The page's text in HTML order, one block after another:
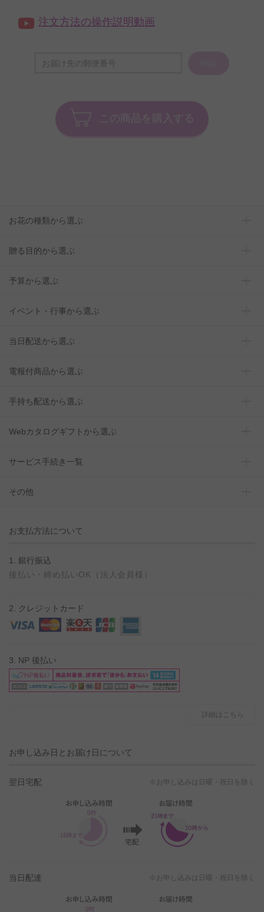
注文方法の操作説明動画
この商品を購入する
お花の種類から選ぶ
贈る目的から選ぶ
予算から選ぶ
イベント・行事から選ぶ
当日配送から選ぶ
電報付商品から選ぶ
手持ち配送から選ぶ
Webカタログギフトから選ぶ
サービス手続き一覧
その他
お支払方法について
1. 銀行振込
後払い・締め払いOK（法人会員様）
2. クレジットカード
3. NP 後払い
詳細はこちら
お申し込み日とお届け日について
翌日宅配 ※お申し込みは日曜・祝日を除く
当日配達 ※お申し込みは日曜・祝日を除く